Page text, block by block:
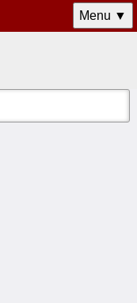
Menu ▼